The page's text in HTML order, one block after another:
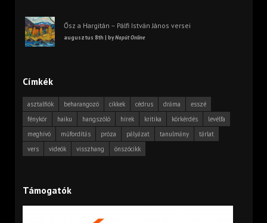
Ősz a Hargitán – Pálfi István János versei
augusztus 8th | byNapút Online
Címkék
asztalfiók beharangozó cikkek cédrus dráma
esszé
fénykör
haiku hangszóló hírek kritika körkérdés
levélfa
meghívó
műfordítás próza pályázat tanulmány
tárlat
vers
videók visszhang önszócikk
Támogatók